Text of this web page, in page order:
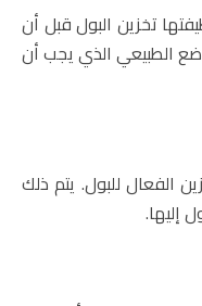
تخزين البول قبل أن
الطبيعي الذي يجب أن
الفعال للبول. يتم ذلك
إليها.